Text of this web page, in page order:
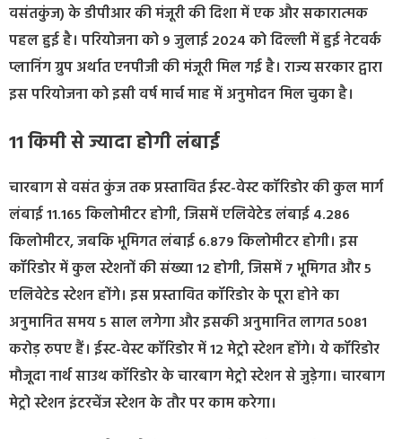
वसंतकुंज) के डीपीआर की मंजूरी की दिशा में एक और सकारात्मक
पहल हुई है। परियोजना को 9 जुलाई 2024 को दिल्ली में हुई नेटवर्क
प्लानिंग ग्रुप अर्थात एनपीजी की मंजूरी मिल गई है। राज्य सरकार द्वारा
इस परियोजना को इसी वर्ष मार्च माह में अनुमोदन मिल चुका है।
11 किमी से ज्यादा होगी लंबाई
चारबाग से वसंत कुंज तक प्रस्तावित ईस्ट-वेस्ट कॉरिडोर की कुल मार्ग
लंबाई 11.165 किलोमीटर होगी, जिसमें एलिवेटेड लंबाई 4.286
किलोमीटर, जबकि भूमिगत लंबाई 6.879 किलोमीटर होगी। इस
कॉरिडोर में कुल स्टेशनों की संख्या 12 होगी, जिसमें 7 भूमिगत और 5
एलिवेटेड स्टेशन होंगे। इस प्रस्तावित कॉरिडोर के पूरा होने का
अनुमानित समय 5 साल लगेगा और इसकी अनुमानित लागत 5081
करोड़ रुपए हैं। ईस्ट-वेस्ट कॉरिडोर में 12 मेट्रो स्टेशन होंगे। ये कॉरिडोर
मौजूदा नार्थ साउथ कॉरिडोर के चारबाग मेट्रो स्टेशन से जुड़ेगा। चारबाग
मेट्रो स्टेशन इंटरचेंज स्टेशन के तौर पर काम करेगा।